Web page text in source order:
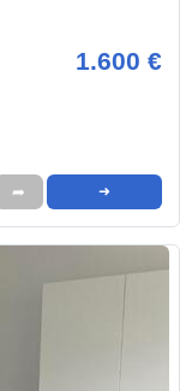
1.600 €
➦ ➜